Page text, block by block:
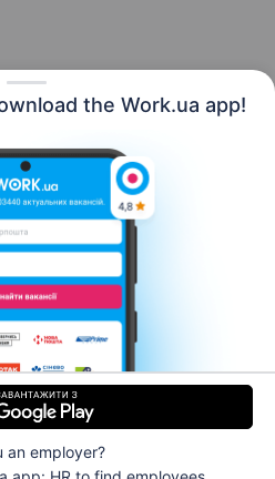
the Work.ua app!
an employer?
About us
Сareer
of use
#1 job service.